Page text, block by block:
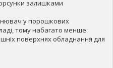
залишками
у порошкових
тому набагато менше
поверхнях обладнання для